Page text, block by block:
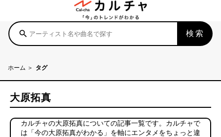
search 検索
ホーム タグ
大原拓真
カルチャの大原拓真についての記事一覧です。カルチャで
は「今の大原拓真がわかる」を軸にエンタメをちょっと違